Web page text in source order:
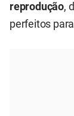
reprodução,
perfeitos